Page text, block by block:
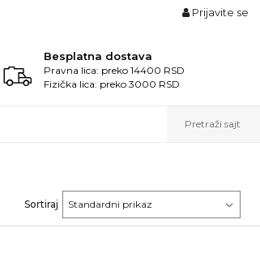
Prijavite se
Besplatna dostava
Pravna lica: preko 14400 RSD
Fizička lica: preko 3000 RSD
Pretraži sajt
Sortiraj